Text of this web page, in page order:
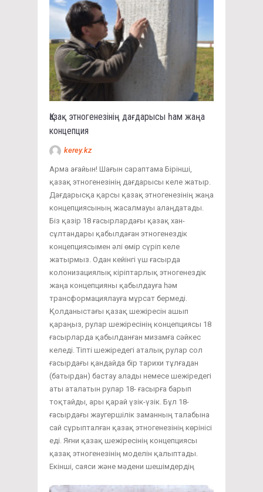
Қазақ этногенезінің дағдарысы һам жаңа
концепция
kerey.kz
Арма ағайын! Шағын сараптама Бірінші,
қазақ этногенезінің дағдарысы келе жатыр.
Дағдарысқа қарсы қазақ этногенезінің жаңа
концепциясының жасалмауы алаңдатады.
Біз қазір 18 ғасырлардағы қазақ хан-
сұлтандары қабылдаған этногенездік
концепциясымен әлі өмір сүріп келе
жатырмыз. Одан кейінгі үш ғасырда
колонизациялық кіріптарлық этногенездік
жаңа концепцияны қабылдауға һәм
трансформациялауға мұрсат бермеді.
Қолданыстағы қазақ шежіресін ашып
қараңыз, рулар шежіресінің концепциясы 18
ғасырларда қабылданған мизамға сәйкес
келеді. Тіпті шежіредегі аталық рулар сол
ғасырдағы қандайда бір тарихи тұлғадан
(батырдан) бастау алады немесе шежіредегі
аты аталатын рулар 18- ғасырға барып
тоқтайды, ары қарай үзік-үзік. Бұл 18-
ғасырдағы жаугершілік заманның талабына
сай сұрыпталған қазақ этногенезінің көрінісі
еді. Яғни қазақ шежіресінің концепциясы
қазақ этногенезінің моделін қалыптады.
Екінші, саяси және мәдени шешімдердің